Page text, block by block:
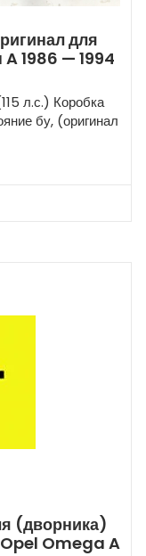
для
1986 — 1994
л.с.) Коробка
бу, (оригинал
(дворника)
Omega A